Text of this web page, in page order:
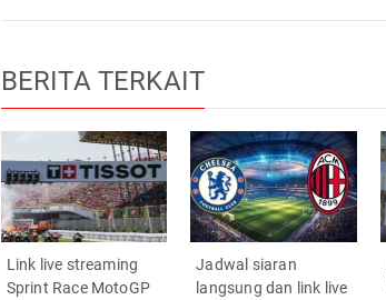
BERITA TERKAIT
Link live streaming
Sprint Race MotoGP
Jadwal siaran
langsung dan link live